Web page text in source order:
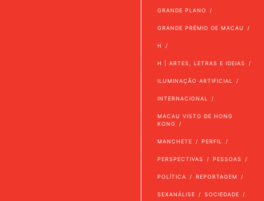
GRANDE PLANO
GRANDE PRÉMIO DE MACAU
H
H | ARTES, LETRAS E IDEIAS
ILUMINAÇÃO ARTIFICIAL
INTERNACIONAL
MACAU VISTO DE HONG
KONG
MANCHETE PERFIL
PERSPECTIVAS PESSOAS
POLÍTICA REPORTAGEM
SEXANÁLISE SOCIEDADE